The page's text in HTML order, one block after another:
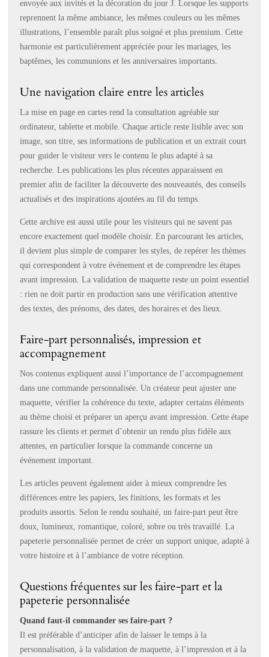
envoyée aux invités et la décoration du jour J. Lorsque les supports
reprennent la même ambiance, les mêmes couleurs ou les mêmes
illustrations, l’ensemble paraît plus soigné et plus premium. Cette
harmonie est particulièrement appréciée pour les mariages, les
baptêmes, les communions et les anniversaires importants.
Une navigation claire entre les articles
La mise en page en cartes rend la consultation agréable sur
ordinateur, tablette et mobile. Chaque article reste lisible avec son
image, son titre, ses informations de publication et un extrait court
pour guider le visiteur vers le contenu le plus adapté à sa
recherche. Les publications les plus récentes apparaissent en
premier afin de faciliter la découverte des nouveautés, des conseils
actualisés et des inspirations ajoutées au fil du temps.
Cette archive est aussi utile pour les visiteurs qui ne savent pas
encore exactement quel modèle choisir. En parcourant les articles,
il devient plus simple de comparer les styles, de repérer les thèmes
qui correspondent à votre événement et de comprendre les étapes
avant impression. La validation de maquette reste un point essentiel
: rien ne doit partir en production sans une vérification attentive
des textes, des prénoms, des dates, des horaires et des lieux.
Faire-part personnalisés, impression et
accompagnement
Nos contenus expliquent aussi l’importance de l’accompagnement
dans une commande personnalisée. Un créateur peut ajuster une
maquette, vérifier la cohérence du texte, adapter certains éléments
au thème choisi et préparer un aperçu avant impression. Cette étape
rassure les clients et permet d’obtenir un rendu plus fidèle aux
attentes, en particulier lorsque la commande concerne un
événement important.
Les articles peuvent également aider à mieux comprendre les
différences entre les papiers, les finitions, les formats et les
produits assortis. Selon le rendu souhaité, un faire-part peut être
doux, lumineux, romantique, coloré, sobre ou très travaillé. La
papeterie personnalisée permet de créer un support unique, adapté à
votre histoire et à l’ambiance de votre réception.
Questions fréquentes sur les faire-part et la
papeterie personnalisée
Quand faut-il commander ses faire-part ?
Il est préférable d’anticiper afin de laisser le temps à la
personnalisation, à la validation de maquette, à l’impression et à la